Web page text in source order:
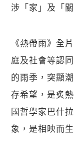
涉「家」及「
《熱帶雨》全
庭及社會等認
的雨季，突顯
存希望，是炙
國哲學家巴什
象，是相映而生